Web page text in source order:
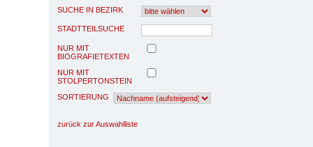
SUCHE IN BEZIRK
STADTTEILSUCHE
NUR MIT
BIOGRAFIETEXTEN
NUR MIT
STOLPERTONSTEIN
SORTIERUNG
zurück zur Auswahlliste